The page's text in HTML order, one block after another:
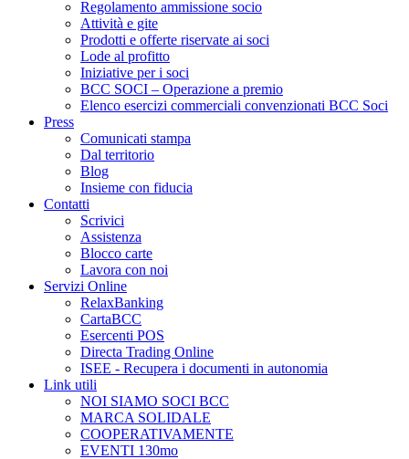
Regolamento ammissione socio
Attività e gite
Prodotti e offerte riservate ai soci
Lode al profitto
Iniziative per i soci
BCC SOCI – Operazione a premio
Elenco esercizi commerciali convenzionati BCC Soci
Press
Comunicati stampa
Dal territorio
Blog
Insieme con fiducia
Contatti
Scrivici
Assistenza
Blocco carte
Lavora con noi
Servizi Online
RelaxBanking
CartaBCC
Esercenti POS
Directa Trading Online
ISEE - Recupera i documenti in autonomia
Link utili
NOI SIAMO SOCI BCC
MARCA SOLIDALE
COOPERATIVAMENTE
EVENTI 130mo